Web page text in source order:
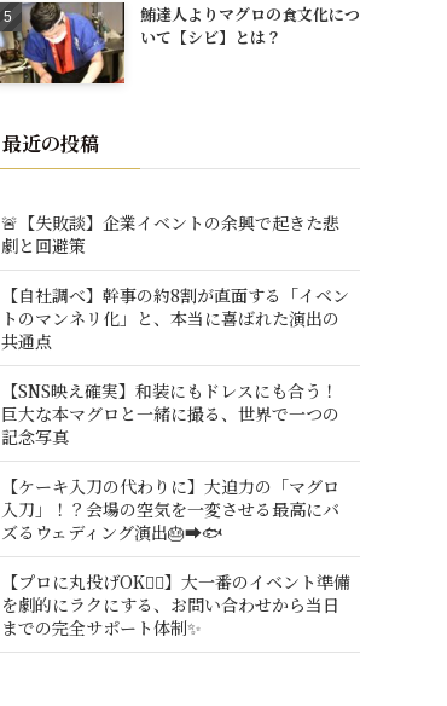
鮪達人よりマグロの食文化につ
いて【シビ】とは？
最近の投稿
🚨【失敗談】企業イベントの余興で起きた悲
劇と回避策
【自社調べ】幹事の約8割が直面する「イベン
トのマンネリ化」と、本当に喜ばれた演出の
共通点
【SNS映え確実】和装にもドレスにも合う！
巨大な本マグロと一緒に撮る、世界で一つの
記念写真
【ケーキ入刀の代わりに】大迫力の「マグロ
入刀」！？会場の空気を一変させる最高にバ
ズるウェディング演出🎂➡️🐟
【プロに丸投げOK🙆‍♂️】大一番のイベント準備
を劇的にラクにする、お問い合わせから当日
までの完全サポート体制✨